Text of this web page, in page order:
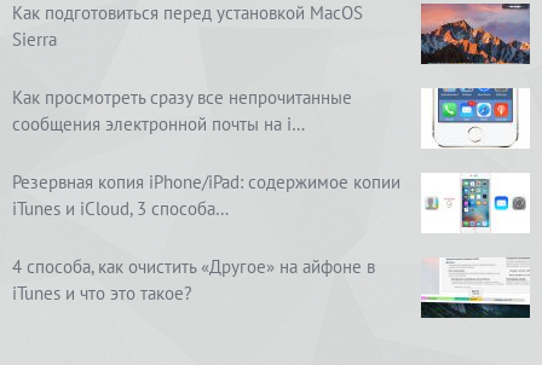
Как подготовиться перед установкой MacOS
Sierra
Как просмотреть сразу все непрочитанные
сообщения электронной почты на i…
Резервная копия iPhone/iPad: содержимое копии
iTunes и iCloud, 3 способа…
4 способа, как очистить «Другое» на айфоне в
iTunes и что это такое?